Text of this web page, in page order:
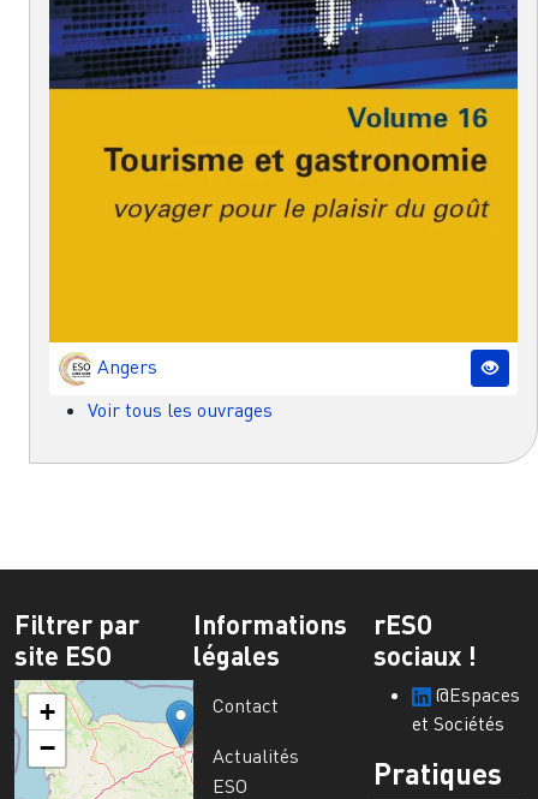
Angers
Voir tous les ouvrages
Filtrer par
site ESO
+
−
Informations
légales
Contact
Actualités
ESO
rESO
sociaux !
@Espaces
et Sociétés
Pratiques